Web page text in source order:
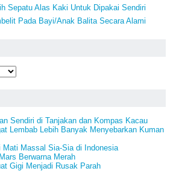
Sepatu Alas Kaki Untuk Dipakai Sendiri
Pada Bayi/Anak Balita Secara Alami
Sendiri di Tanjakan dan Kompas Kacau
Lembab Lebih Banyak Menyebarkan Kuman
Mati Massal Sia-Sia di Indonesia
Berwarna Merah
Gigi Menjadi Rusak Parah